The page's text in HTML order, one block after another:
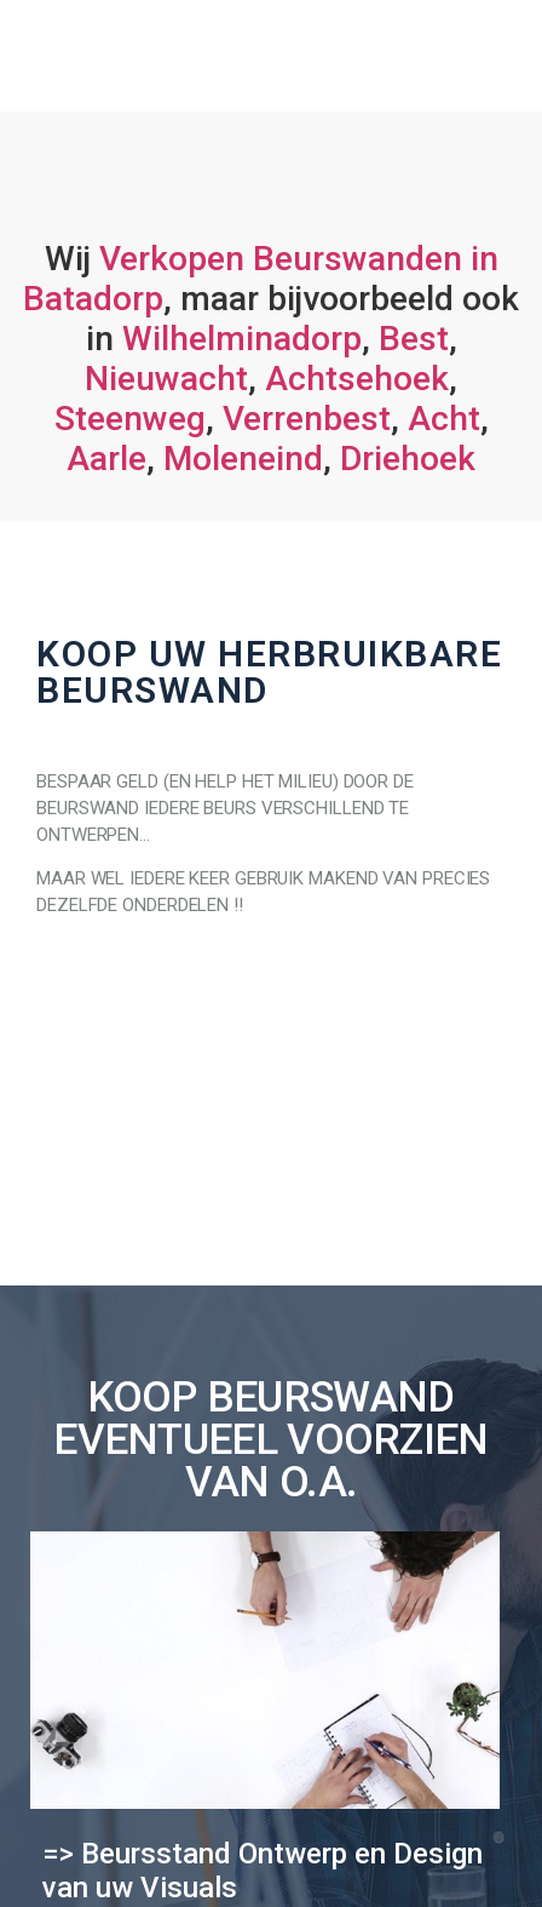
Wij Verkopen Beurswanden in
Batadorp, maar bijvoorbeeld ook
in Wilhelminadorp, Best,
Nieuwacht, Achtsehoek,
Steenweg, Verrenbest, Acht,
Aarle, Moleneind, Driehoek
KOOP UW HERBRUIKBARE
BEURSWAND
BESPAAR GELD (EN HELP HET MILIEU) DOOR DE
BEURSWAND IEDERE BEURS VERSCHILLEND TE
ONTWERPEN…
MAAR WEL IEDERE KEER GEBRUIK MAKEND VAN PRECIES
DEZELFDE ONDERDELEN !!
KOOP BEURSWAND
EVENTUEEL VOORZIEN
VAN O.A.
=> Beursstand Ontwerp en Design
van uw Visuals